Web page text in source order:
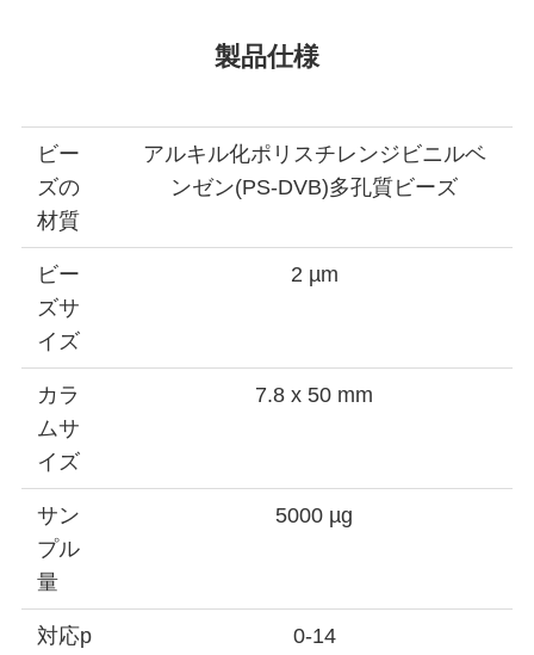
製品仕様
ビー
ズの
材質
アルキル化ポリスチレンジビニルベ
ンゼン(PS-DVB)多孔質ビーズ
ビー
ズサ
イズ
2 µm
カラ
ムサ
イズ
7.8 x 50 mm
サン
プル
量
5000 µg
対応p
0-14